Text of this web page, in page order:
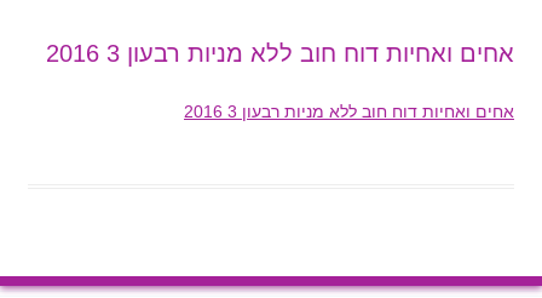
לתוכן
אחים ואחיות דוח חוב ללא מניות רבעון 3 2016
אחים ואחיות דוח חוב ללא מניות רבעון 3 2016